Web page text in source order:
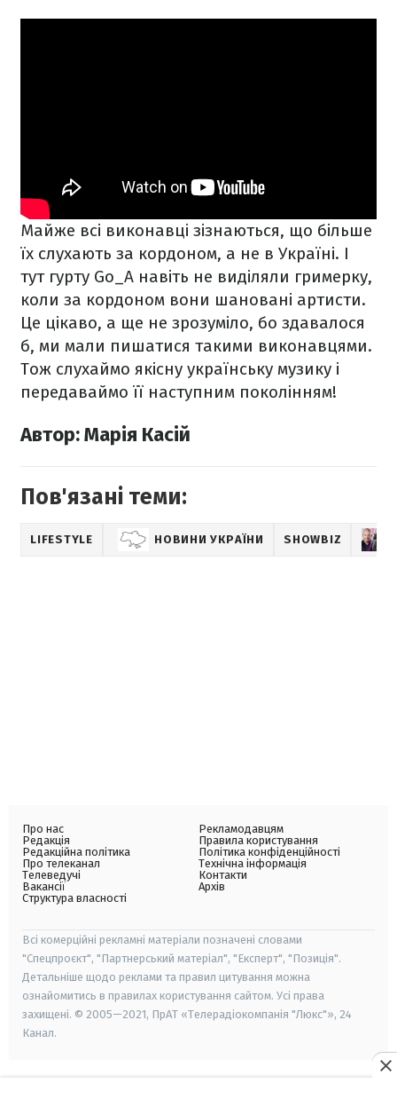
Майже всі виконавці зізнаються, що більше
їх слухають за кордоном, а не в Україні. І
тут гурту Go_A навіть не виділяли гримерку,
коли за кордоном вони шановані артисти.
Це цікаво, а ще не зрозуміло, бо здавалося
б, ми мали пишатися такими виконавцями.
Тож слухаймо якісну українську музику і
передаваймо її наступним поколінням!
Автор: Марія Касій
Пов'язані теми:
LIFESTYLE НОВИНИ УКРАЇНИ SHOWBIZ
Про нас
Редакція
Редакційна політика
Про телеканал
Телеведучі
Вакансії
Структура власності
Рекламодавцям
Правила користування
Політика конфіденційності
Технічна інформація
Контакти
Архів
Всі комерційні рекламні матеріали позначені словами
"Спецпроєкт", "Партнерський матеріал", "Експерт", "Позиція".
Детальніше щодо реклами та правил цитування можна
ознайомитись в правилах користування сайтом. Усі права
захищені. © 2005—2021, ПрАТ «Телерадіокомпанія "Люкс"», 24
Канал.